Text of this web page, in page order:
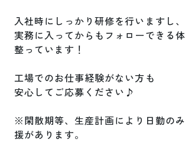
入社時にしっかり研修を行いますし、
実務に入ってからもフォローできる
整っています！
工場でのお仕事経験がない方も
安心してご応募ください♪
※閑散期等、生産計画により日勤の
援があります。